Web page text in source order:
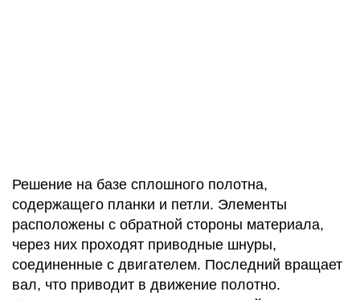
Решение на базе сплошного полотна,
содержащего планки и петли. Элементы
расположены с обратной стороны материала,
через них проходят приводные шнуры,
соединенные с двигателем. Последний вращает
вал, что приводит в движение полотно.